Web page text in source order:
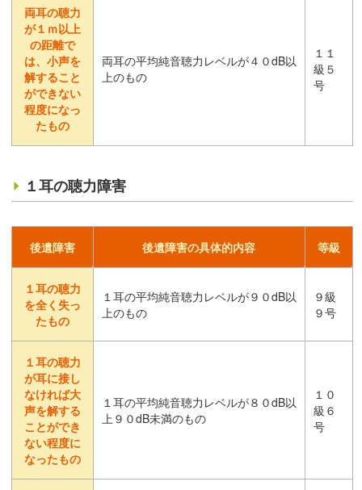
両耳の聴力
が１ｍ以上
の距離で
は、小声を
解すること
ができない
程度になっ
たもの
両耳の平均純音聴力レベルが４０dB以
上のもの
１１
級５
号
１耳の聴力障害
後遺障害 後遺障害の具体的内容 等級
１耳の聴力
を全く失っ
たもの
１耳の平均純音聴力レベルが９０dB以
上のもの
９級
９号
１耳の聴力
が耳に接し
なければ大
声を解する
ことができ
ない程度に
なったもの
１耳の平均純音聴力レベルが８０dB以
上９０dB未満のもの
１０
級６
号